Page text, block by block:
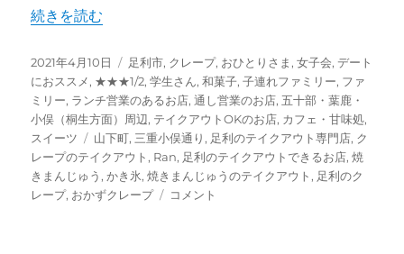
“【足利】”クレープ＆焼きまんじゅう Ran” 生クリー
続きを読む
投
稿
日:
2021年4月10日
カ
テ
ゴ
リ
ー
足利市, クレープ, おひとりさま ,女子会,デート
におススメ, ★★★1/2,学生さん,和菓子,子連れファミリー, ファ
ミリー, ランチ営業のあるお店,通し営業のお店,五十部・葉鹿・
小俣（桐生方面）周辺, テイクアウトOKのお店, カフェ・甘味処,
スイーツ
タ
グ
山下町, 三重小俣通り , 足利のテイクアウト専門店, ク
レープのテイクアウト , Ran, 足利のテイクアウトできるお店,焼
きまんじゅう ,かき氷,焼きまんじゅうのテイクアウト , 足利のク
レープ, おかずクレープ
【足
コメント